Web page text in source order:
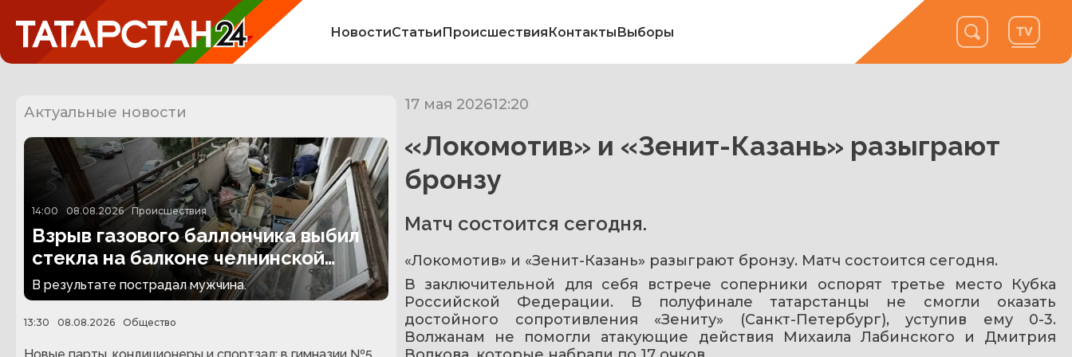
НовостиСтатьиПроисшествияКонтактыВыборы
Актуальные новости
14:00 08.08.2026 Происшествия
Взрыв газового баллончика выбил
стекла на балконе челнинской
многоэтажки
В результате пострадал мужчина.
13:30 08.08.2026 Общество
Новые парты, кондиционеры и спортзал: в гимназии №5
17 мая 202612:20
«Локомотив» и «Зенит-Казань» разыграют
бронзу
Матч состоится сегодня.
«Локомотив» и «Зенит-Казань» разыграют бронзу. Матч состоится сегодня.
В заключительной для себя встрече соперники оспорят третье место Кубка
Российской Федерации. В полуфинале татарстанцы не смогли оказать
достойного сопротивления «Зениту» (Санкт-Петербург), уступив ему 0-3.
Волжанам не помогли атакующие действия Михаила Лабинского и Дмитрия